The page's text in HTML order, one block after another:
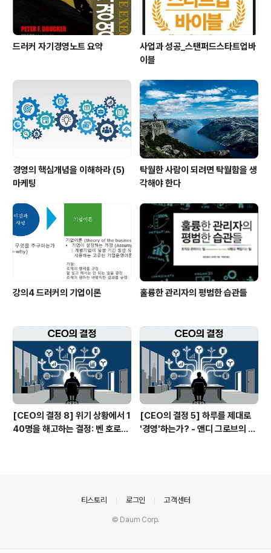
드러커 자기경영노트 요약
사업과 성공_스탠퍼드스타트업바
이블
경영의 핵심개념을 이해하라 (5)
마케팅
탁월한 사람이 되려면 탁월함을 생
각해야 한다
강의4 드러커의 기업이론 훌륭한 관리자의 평범한 습관들
[CEO의 결정 8] 위기 상황에서 1
40명을 해고하는 결정: 벤 호로위
[CEO의 결정 5] 하루를 제대로
'경영'하는가? - 앤디 그로브의 생
티스토리 로그인 고객센터
© Daum Corp.